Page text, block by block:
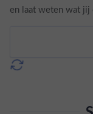
en laat weten wat jij